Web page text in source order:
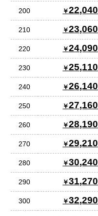
200 22,040
210 23,060
220 24,090
230 25,110
240 26,140
250 27,160
260 28,190
270 29,210
280 30,240
290 31,270
300 32,290